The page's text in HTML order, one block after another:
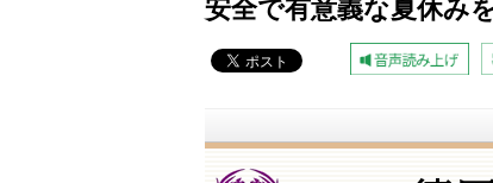
安全で有意義な夏休み